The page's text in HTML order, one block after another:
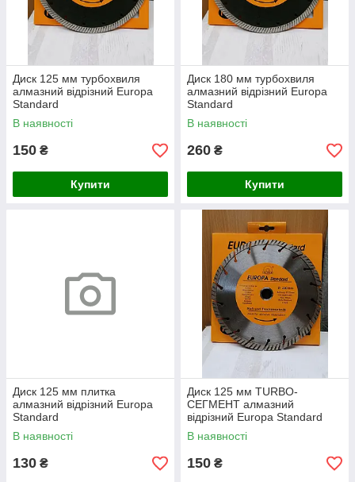
Диск 125 мм турбохвиля
алмазний відрізний Europa
Standard
В наявності
150 ₴
Купити
Диск 180 мм турбохвиля
алмазний відрізний Europa
Standard
В наявності
260 ₴
Купити
Диск 125 мм плитка
алмазний відрізний Europa
Standard
В наявності
130 ₴
Диск 125 мм TURBO-
СЕГМЕНТ алмазний
відрізний Europa Standard
В наявності
150 ₴